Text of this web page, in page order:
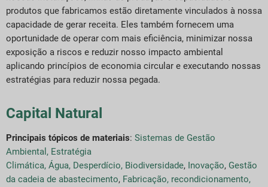
produtos que fabricamos estão diretamente vinculados à nossa
capacidade de gerar receita. Eles também fornecem uma
oportunidade de operar com mais eficiência, minimizar nossa
exposição a riscos e reduzir nosso impacto ambiental
aplicando princípios de economia circular e executando nossas
estratégias para reduzir nossa pegada.
Capital Natural
Principais tópicos de materiais: Sistemas de Gestão
Ambiental , Estratégia
Climática, Água, Desperdício, Biodiversidade, Inovação, Gestão
da cadeia de abastecimento, Fabricação, recondicionamento,